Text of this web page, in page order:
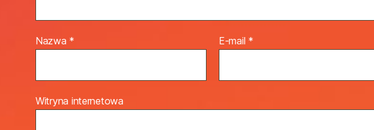
Nazwa * E-mail *
Witryna internetowa